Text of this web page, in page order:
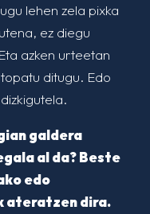
lehen zela pixka
ez diegu
azken urteetan
ditugu. Edo
galdera
al da? Beste
edo
ateratzen dira.